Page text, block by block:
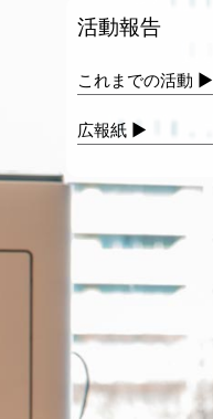
活動報告
これまでの活動 ▶
広報紙 ▶